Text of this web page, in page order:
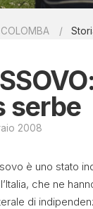
serbe
2008
è uno stato
che ne
di